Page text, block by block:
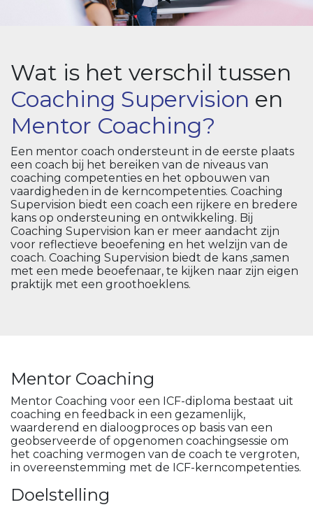
Wat is het verschil tussen
Coaching Supervision en
Mentor Coaching?
Een mentor coach ondersteunt in de eerste plaats
een coach bij het bereiken van de niveaus van
coaching competenties en het opbouwen van
vaardigheden in de kerncompetenties. Coaching
Supervision biedt een coach een rijkere en bredere
kans op ondersteuning en ontwikkeling. Bij
Coaching Supervision kan er meer aandacht zijn
voor reflectieve beoefening en het welzijn van de
coach. Coaching Supervision biedt de kans ,samen
met een mede beoefenaar, te kijken naar zijn eigen
praktijk met een groothoeklens.
Mentor Coaching
Mentor Coaching voor een ICF-diploma bestaat uit
coaching en feedback in een gezamenlijk,
waarderend en dialoogproces op basis van een
geobserveerde of opgenomen coachingsessie om
het coaching vermogen van de coach te vergroten,
in overeenstemming met de ICF-kerncompetenties.
Doelstelling